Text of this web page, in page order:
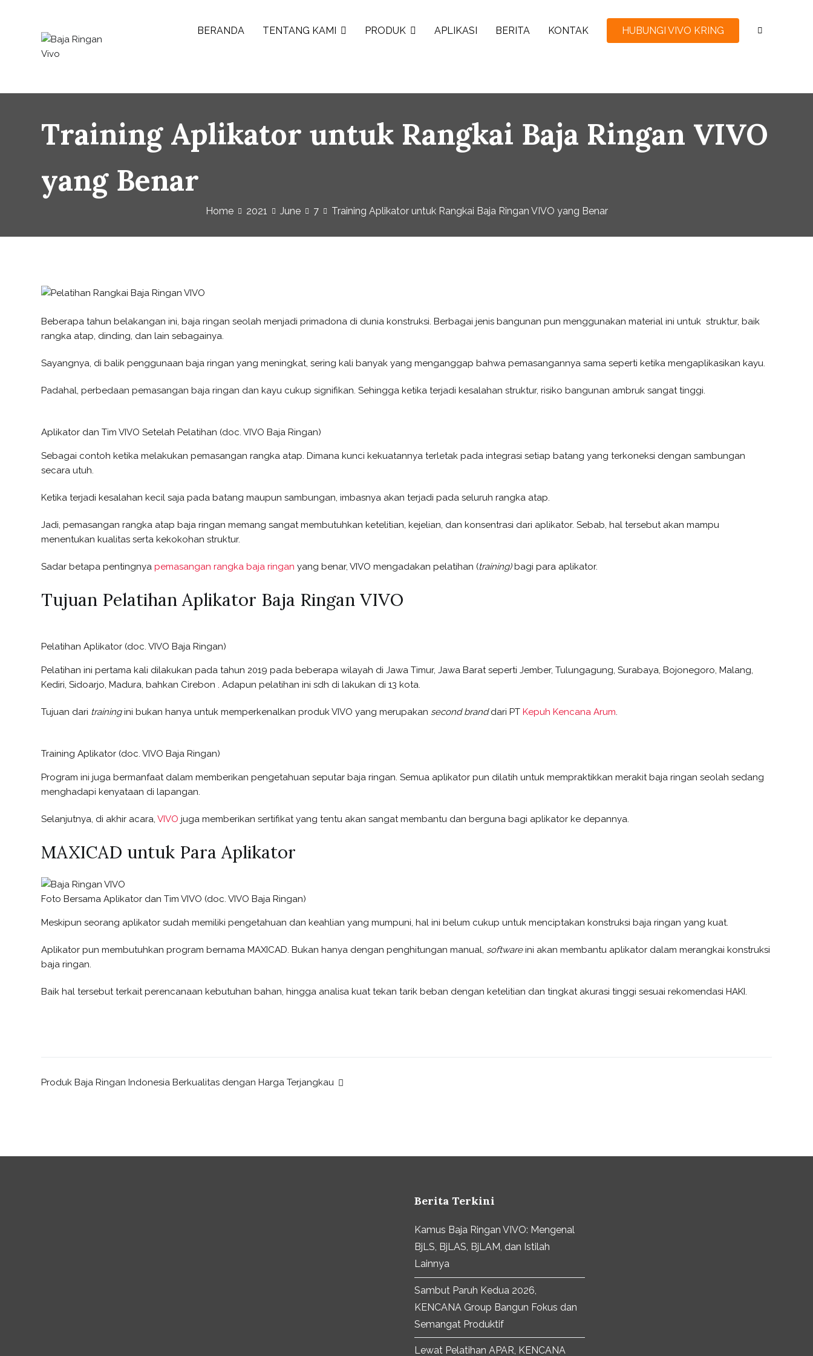
BERANDA TENTANG KAMI PRODUK APLIKASI BERITA KONTAK HUBUNGI VIVO KRING
Training Aplikator untuk Rangkai Baja Ringan VIVO
yang Benar
Home 2021 June 7 Training Aplikator untuk Rangkai Baja Ringan VIVO yang Benar
Beberapa tahun belakangan ini, baja ringan seolah menjadi primadona di dunia konstruksi. Berbagai jenis bangunan pun menggunakan material ini untuk struktur, baik
rangka atap, dinding, dan lain sebagainya.
Sayangnya, di balik penggunaan baja ringan yang meningkat, sering kali banyak yang menganggap bahwa pemasangannya sama seperti ketika mengaplikasikan kayu.
Padahal, perbedaan pemasangan baja ringan dan kayu cukup signifikan. Sehingga ketika terjadi kesalahan struktur, risiko bangunan ambruk sangat tinggi.
Aplikator dan Tim VIVO Setelah Pelatihan (doc. VIVO Baja Ringan)
Sebagai contoh ketika melakukan pemasangan rangka atap. Dimana kunci kekuatannya terletak pada integrasi setiap batang yang terkoneksi dengan sambungan
secara utuh.
Ketika terjadi kesalahan kecil saja pada batang maupun sambungan, imbasnya akan terjadi pada seluruh rangka atap.
Jadi, pemasangan rangka atap baja ringan memang sangat membutuhkan ketelitian, kejelian, dan konsentrasi dari aplikator. Sebab, hal tersebut akan mampu
menentukan kualitas serta kekokohan struktur.
Sadar betapa pentingnya pemasangan rangka baja ringan yang benar, VIVO mengadakan pelatihan (training)bagi para aplikator.
Tujuan Pelatihan Aplikator Baja Ringan VIVO
Pelatihan Aplikator (doc. VIVO Baja Ringan)
Pelatihan ini pertama kali dilakukan pada tahun 2019 pada beberapa wilayah di Jawa Timur, Jawa Barat seperti Jember, Tulungagung, Surabaya, Bojonegoro, Malang,
Kediri, Sidoarjo, Madura, bahkan Cirebon . Adapun pelatihan ini sdh di lakukan di 13 kota.
Tujuan dari trainingini bukan hanya untuk memperkenalkan produk VIVO yang merupakan second branddari PT Kepuh Kencana Arum.
Training Aplikator (doc. VIVO Baja Ringan)
Program ini juga bermanfaat dalam memberikan pengetahuan seputar baja ringan. Semua aplikator pun dilatih untuk mempraktikkan merakit baja ringan seolah sedang
menghadapi kenyataan di lapangan.
Selanjutnya, di akhir acara, VIVO juga memberikan sertifikat yang tentu akan sangat membantu dan berguna bagi aplikator ke depannya.
MAXICAD untuk Para Aplikator
Foto Bersama Aplikator dan Tim VIVO (doc. VIVO Baja Ringan)
Meskipun seorang aplikator sudah memiliki pengetahuan dan keahlian yang mumpuni, hal ini belum cukup untuk menciptakan konstruksi baja ringan yang kuat.
Aplikator pun membutuhkan program bernama MAXICAD. Bukan hanya dengan penghitungan manual, softwareini akan membantu aplikator dalam merangkai konstruksi
baja ringan.
Baik hal tersebut terkait perencanaan kebutuhan bahan, hingga analisa kuat tekan tarik beban dengan ketelitian dan tingkat akurasi tinggi sesuai rekomendasi HAKI.
Produk Baja Ringan Indonesia Berkualitas dengan Harga Terjangkau
Berita Terkini
Kamus Baja Ringan VIVO: Mengenal
BjLS, BjLAS, BjLAM, dan Istilah
Lainnya
Sambut Paruh Kedua 2026,
KENCANA Group Bangun Fokus dan
Semangat Produktif
Lewat Pelatihan APAR, KENCANA